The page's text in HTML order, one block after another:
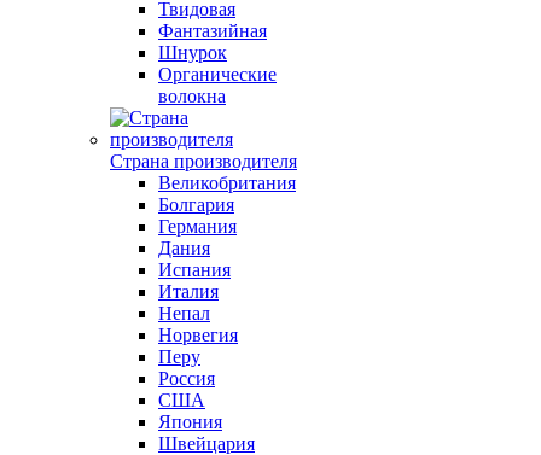
Твидовая
Фантазийная
Шнурок
Органические
волокна
Страна производителя
Великобритания
Болгария
Германия
Дания
Испания
Италия
Непал
Норвегия
Перу
Россия
США
Япония
Швейцария